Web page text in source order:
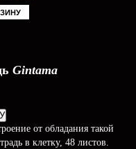
Gintama
от обладания такой
в клетку, 48 листов.